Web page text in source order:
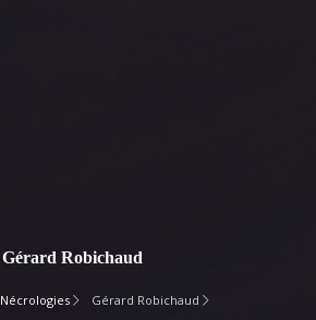
Gérard Robichaud
Nécrologies Gérard Robichaud